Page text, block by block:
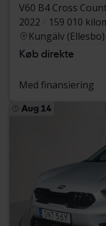
V60 B4 Cross
2022
159 010
Kungälv (Ellesbo)
Køb direkte
Med finansiering
Aug 14